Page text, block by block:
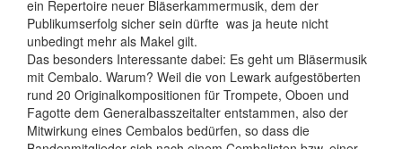
ein Repertoire neuer Bläserkammermusik, dem der
Publikumserfolg sicher sein dürfte  was ja heute nicht
unbedingt mehr als Makel gilt.
Das besonders Interessante dabei: Es geht um Bläsermusik
mit Cembalo. Warum? Weil die von Lewark aufgestöberten
rund 20 Originalkompositionen für Trompete, Oboen und
Fagotte dem Generalbasszeitalter entstammen, also der
Mitwirkung eines Cembalos bedürfen, so dass die